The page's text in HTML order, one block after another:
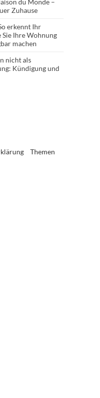
du Monde –
Zuhause
erkennt Ihr
Sie Ihre Wohnung
machen
nicht als
Kündigung und
Themen